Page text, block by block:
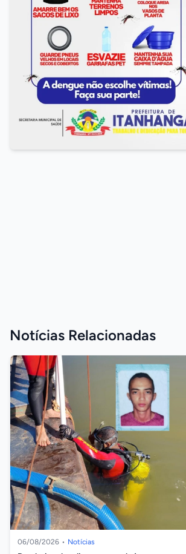
Notícias Relacionadas
06/08/2026 • Notícias